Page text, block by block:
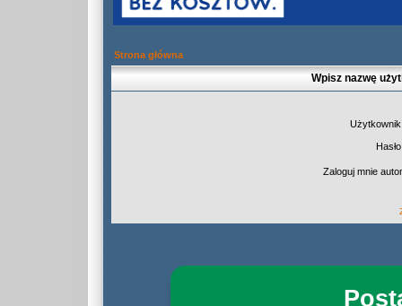
Strona główna
Wpisz nazwę
Zaloguj mnie